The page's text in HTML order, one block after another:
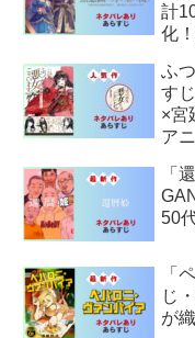
計
化
ふ
す
×宮
ア
「
50
「
じ
が